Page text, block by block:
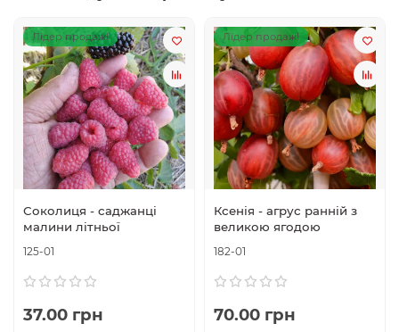
Лідер продаж!
Соколиця - саджанці
малини літньої
125-01
37.00 грн
Лідер продаж!
Ксенія - агрус ранній з
великою ягодою
182-01
70.00 грн